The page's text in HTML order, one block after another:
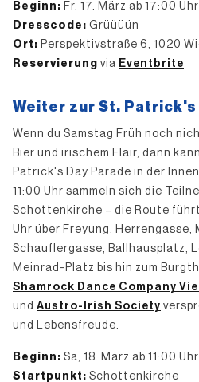
Beginn: Fr. 17. März ab 17:00 Uhr
Dresscode: Grüüüün
Ort: Perspektivstraße 6, 1020
Reservierung via Eventbrite
Weiter zur St. Patrick's
Wenn du Samstag Früh noch
Bier und irischem Flair, dann
Patrick's Day Parade in der
11:00 Uhr sammeln sich die
Schottenkirche – die Route führt
Uhr über Freyung, Herrengasse,
Schauflergasse, Ballhausplatz,
Meinrad-Platz bis hin zum
Shamrock Dance Company
und Austro-Irish Society
und Lebensfreude.
Beginn: Sa, 18. März ab 11:00 Uhr
Startpunkt: Schottenkirche